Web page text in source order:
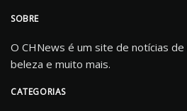
SOBRE
O CHNews é um site de notícias
beleza e muito mais.
CATEGORIAS